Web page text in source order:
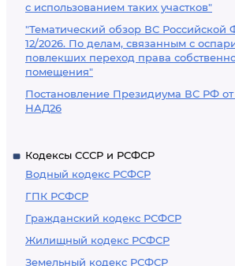
с использованием таких участков"
"Тематический обзор ВС Российской
12/2026. По делам, связанным с
повлекших переход права
помещения"
Постановление Президиума ВС РФ от
НАД26
Кодексы СССР и РСФСР
Водный кодекс РСФСР
ГПК РСФСР
Гражданский кодекс РСФСР
Жилищный кодекс РСФСР
Земельный кодекс РСФСР